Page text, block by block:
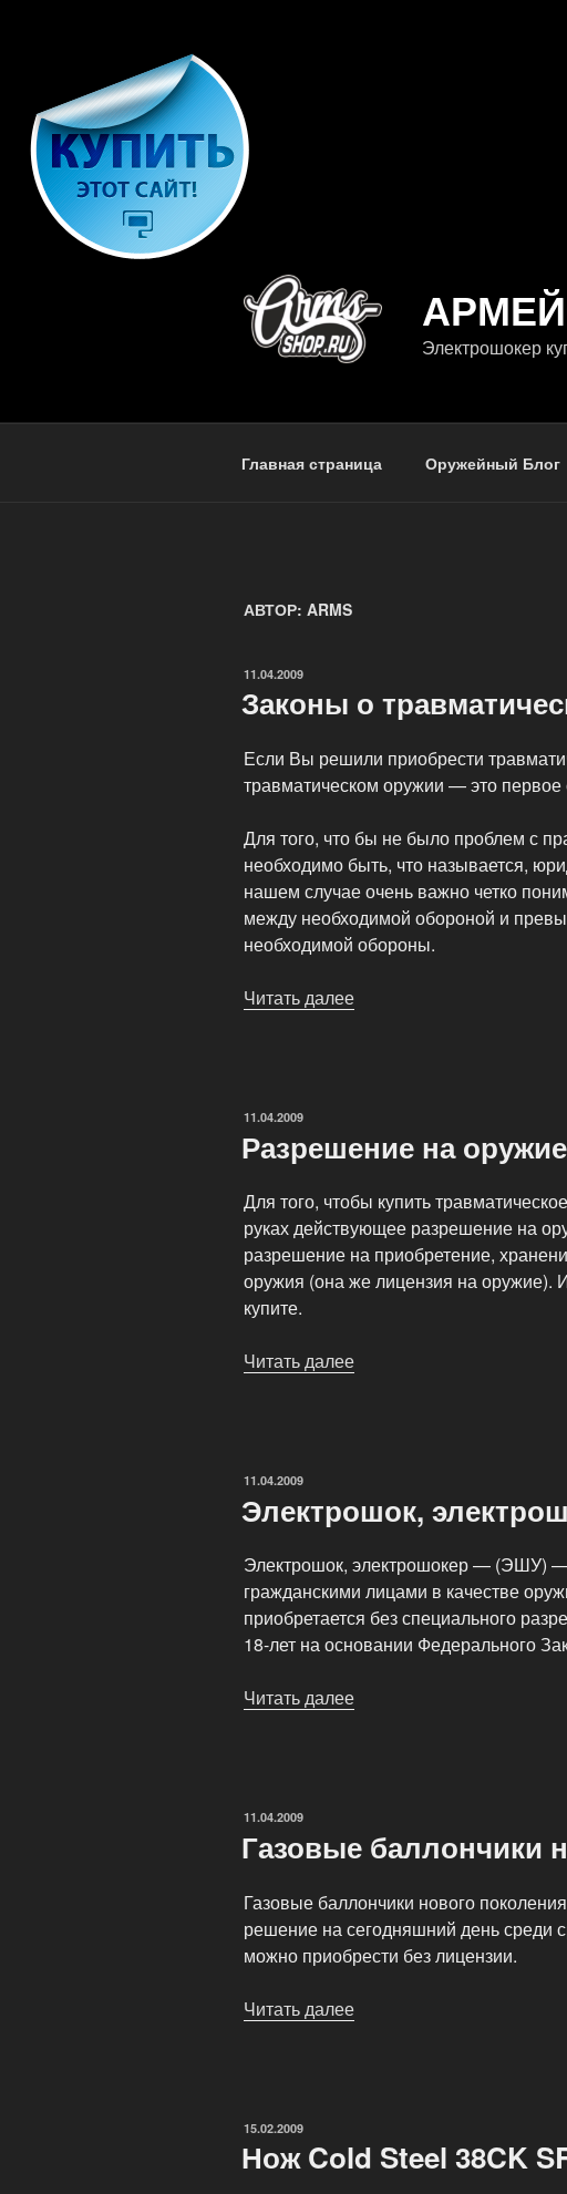
Электрошокер
Главная страница Оружейный Блог
АВТОР: ARMS
ОПУБЛИКОВАНО
11.04.2009
Законы о
Если Вы решили приобрести
травматическом оружии — это первое
Для того, что бы не было проблем с
необходимо быть, что называется,
нашем случае очень важно четко
между необходимой обороной и
необходимой обороны.
Читать далее
ОПУБЛИКОВАНО
11.04.2009
Разрешение на оружие
Для того, чтобы купить
руках действующее разрешение на
разрешение на приобретение,
оружия (она же лицензия на оружие).
купите.
Читать далее
ОПУБЛИКОВАНО
11.04.2009
Электрошок,
Электрошок, электрошокер — (ЭШУ) —
гражданскими лицами в качестве
приобретается без специального
18-лет на основании Федерального
Читать далее
ОПУБЛИКОВАНО
11.04.2009
Газовые баллончики
Газовые баллончики нового
решение на сегодняшний день среди
можно приобрести без лицензии.
Читать далее
ОПУБЛИКОВАНО
15.02.2009
Нож Cold Steel 38CK